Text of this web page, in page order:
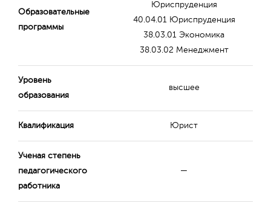
Образовательные
программы
Юриспруденция
40.04.01 Юриспруденция
38.03.01 Экономика
38.03.02 Менеджмент
Уровень
образования
высшее
Квалификация Юрист
Ученая степень
педагогического
работника
—